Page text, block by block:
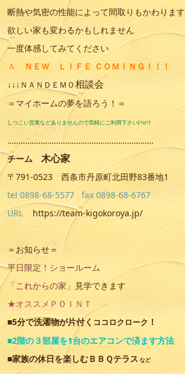
断熱や気密の性能によって間取りもかわります
欲しい家も変わるかもしれません
一度体感してみてください
Ａ
ＮＥＷ ＬＩＦＥ ＣＯＭＩＮＧ！！！
↓↓↓ ＮＡＮＤＥＭＯ相談会
＝マイホームの夢を語ろう！＝
しつこい営業などありませんので気軽にご利用下さい(^o^)
…………………………………………………………
チーム 木心家
〒791-0523 西条市丹原町北田野83番地1
tel 0898-68-5577 fax 0898-68-6767
URL https://team-kigokoroya.jp/
＝お知らせ＝
平日限定！ショールーム
「これからの家」 見学できます
★オススメＰＯＩＮＴ
■5分で洗濯物が片付く ココロクローク ！
■2階の３部屋を1台のエアコンで済ます方法
■家族の休日を楽しむＢＢＱテラス など